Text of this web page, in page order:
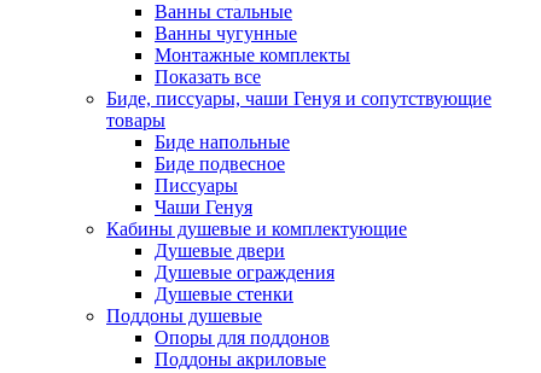
Ванны стальные
Ванны чугунные
Монтажные комплекты
Показать все
Биде, писсуары, чаши Генуя и сопутствующие
товары
Биде напольные
Биде подвесное
Писсуары
Чаши Генуя
Кабины душевые и комплектующие
Душевые двери
Душевые ограждения
Душевые стенки
Поддоны душевые
Опоры для поддонов
Поддоны акриловые